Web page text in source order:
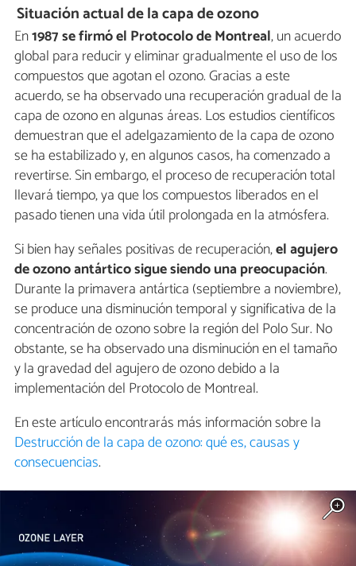
Situación actual de la capa de ozono
En1987 se firmó el Protocolo de Montreal, un acuerdo
global para reducir y eliminar gradualmente el uso de los
compuestos que agotan el ozono. Gracias a este
acuerdo, se ha observado una recuperación gradual de la
capa de ozono en algunas áreas. Los estudios científicos
demuestran que el adelgazamiento de la capa de ozono
se ha estabilizado y, en algunos casos, ha comenzado a
revertirse. Sin embargo, el proceso de recuperación total
llevará tiempo, ya que los compuestos liberados en el
pasado tienen una vida útil prolongada en la atmósfera.
Si bien hay señales positivas de recuperación,el agujero
de ozono antártico sigue siendo una preocupación.
Durante la primavera antártica (septiembre a noviembre),
se produce una disminución temporal y significativa de la
concentración de ozono sobre la región del Polo Sur. No
obstante, se ha observado una disminución en el tamaño
y la gravedad del agujero de ozono debido a la
implementación del Protocolo de Montreal.
En este artículo encontrarás más información sobre la
Destrucción de la capa de ozono: qué es, causas y
consecuencias.